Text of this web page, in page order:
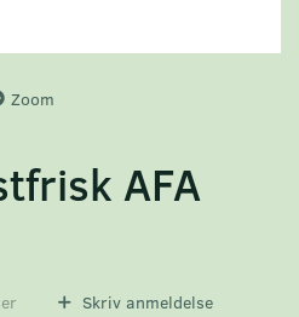
Zoom
AFA
Skriv anmeldelse